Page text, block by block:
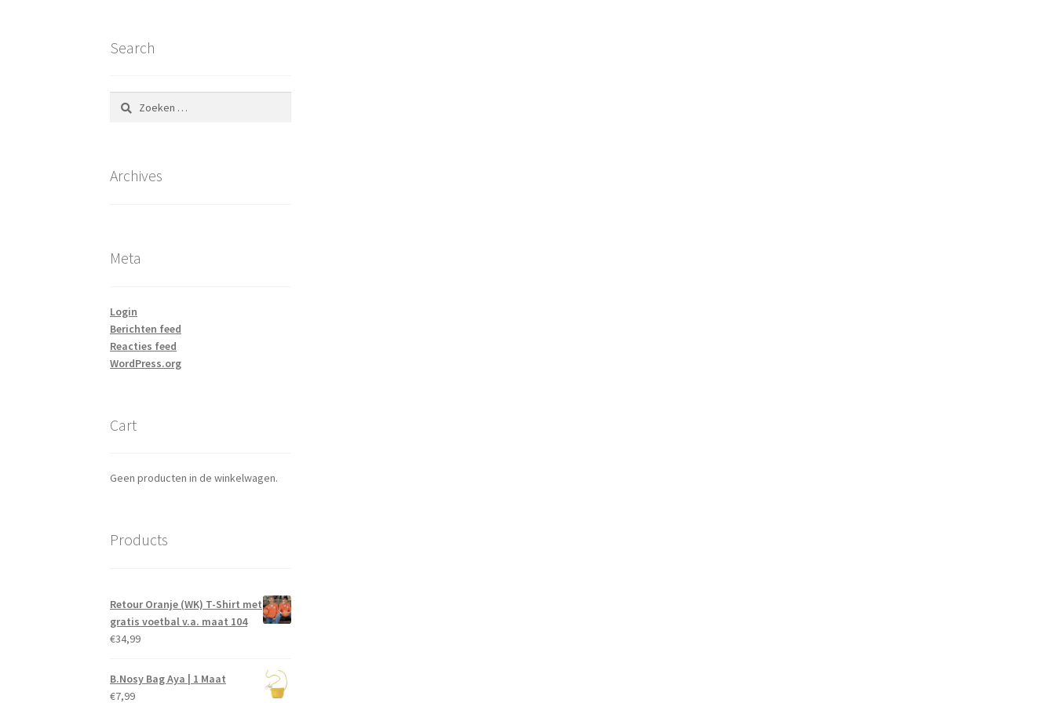
Search
Zoeken
naar:
Archives
Meta
Login
Berichten feed
Reacties feed
WordPress.org
Cart
Geen producten in de winkelwagen.
Products
Retour Oranje (WK) T-Shirt met
gratis voetbal v.a. maat 104
€34,99
B.Nosy Bag Aya | 1 Maat
€7,99